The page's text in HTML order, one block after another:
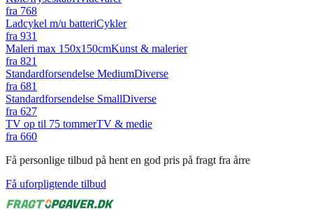
fra 768
Ladcykel m/u batteriCykler
fra 931
Maleri max 150x150cmKunst & malerier
fra 821
Standardforsendelse MediumDiverse
fra 681
Standardforsendelse SmallDiverse
fra 627
TV op til 75 tommerTV & medie
fra 660
Få personlige tilbud på hent en god pris på fragt fra årre
Få uforpligtende tilbud